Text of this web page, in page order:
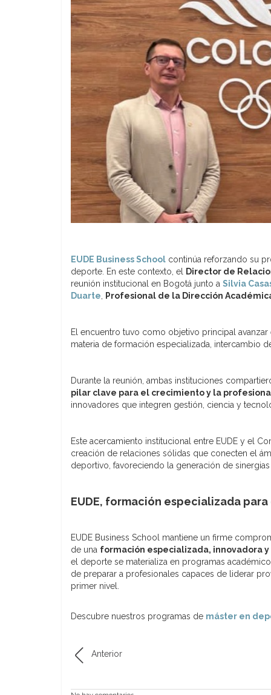
EUDE Business School continúa reforzando su
deporte. En este contexto, el
Director de
reunión institucional en Bogotá junto a Silvia
Duarte
Profesional de la Dirección
El encuentro tuvo como objetivo principal
materia de formación especializada, intercambio
Durante la reunión, ambas instituciones
pilar clave para el crecimiento y la
innovadores que integren gestión, ciencia y
Este acercamiento institucional entre EUDE y el
creación de relaciones sólidas que conecten el
deportivo, favoreciendo la generación de
EUDE, formación especializada
EUDE Business School
mantiene un firme
de una formación especializada, innovadora
el deporte se materializa en programas
de preparar a profesionales capaces de liderar
primer nivel.
Descubre nuestros programas de máster en
Anterior